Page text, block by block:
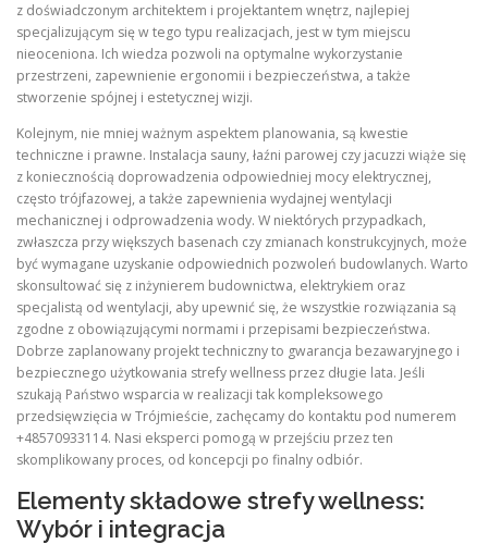
z doświadczonym architektem i projektantem wnętrz, najlepiej
specjalizującym się w tego typu realizacjach, jest w tym miejscu
nieoceniona. Ich wiedza pozwoli na optymalne wykorzystanie
przestrzeni, zapewnienie ergonomii i bezpieczeństwa, a także
stworzenie spójnej i estetycznej wizji.
Kolejnym, nie mniej ważnym aspektem planowania, są kwestie
techniczne i prawne. Instalacja sauny, łaźni parowej czy jacuzzi wiąże się
z koniecznością doprowadzenia odpowiedniej mocy elektrycznej,
często trójfazowej, a także zapewnienia wydajnej wentylacji
mechanicznej i odprowadzenia wody. W niektórych przypadkach,
zwłaszcza przy większych basenach czy zmianach konstrukcyjnych, może
być wymagane uzyskanie odpowiednich pozwoleń budowlanych. Warto
skonsultować się z inżynierem budownictwa, elektrykiem oraz
specjalistą od wentylacji, aby upewnić się, że wszystkie rozwiązania są
zgodne z obowiązującymi normami i przepisami bezpieczeństwa.
Dobrze zaplanowany projekt techniczny to gwarancja bezawaryjnego i
bezpiecznego użytkowania strefy wellness przez długie lata. Jeśli
szukają Państwo wsparcia w realizacji tak kompleksowego
przedsięwzięcia w Trójmieście, zachęcamy do kontaktu pod numerem
+48570933114. Nasi eksperci pomogą w przejściu przez ten
skomplikowany proces, od koncepcji po finalny odbiór.
Elementy składowe strefy wellness:
Wybór i integracja